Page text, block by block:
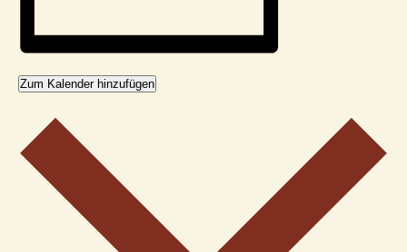
Zum Kalender hinzufügen